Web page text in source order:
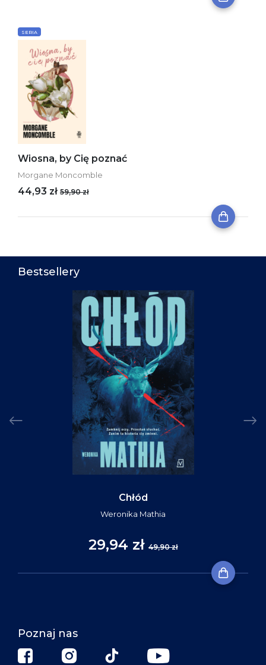
SERIA
Wiosna, by Cię poznać
Morgane Moncomble
44,93 zł 59,90 zł
Bestsellery
Chłód
Weronika Mathia
29,94 zł 49,90 zł
Poznaj nas